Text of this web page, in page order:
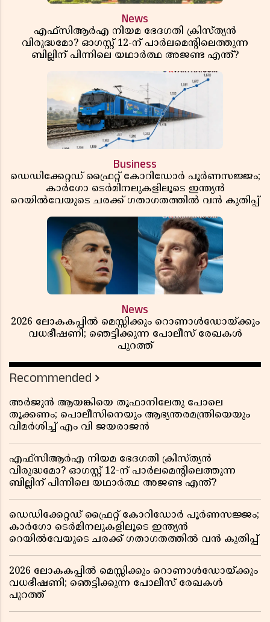
News
എഫ്സിആർഎ നിയമ ഭേദഗതി ക്രിസ്ത്യൻ
വിരുദ്ധമോ? ഓഗസ്റ്റ് 12-ന് പാർലമെന്റിലെത്തുന്ന
ബില്ലിന് പിന്നിലെ യഥാർത്ഥ അജണ്ട എന്ത്?
Business
ഡെഡിക്കേറ്റഡ് ഫ്രൈറ്റ് കോറിഡോർ പൂർണസജ്ജം;
കാർഗോ ടെർമിനലുകളിലൂടെ ഇന്ത്യൻ
റെയിൽവേയുടെ ചരക്ക് ഗതാഗതത്തിൽ വൻ കുതിപ്പ്
News
2026 ലോകകപ്പിൽ മെസ്സിക്കും റൊണാൾഡോയ്ക്കും
വധഭീഷണി; ഞെട്ടിക്കുന്ന പോലീസ് രേഖകൾ
പുറത്ത്
Recommended
അർജുൻ ആയങ്കിയെ തൂഫാനിലേതു പോലെ
തൂക്കണം; പൊലീസിനെയും ആഭ്യന്തരമന്ത്രിയെയും
വിമർശിച്ച് എം വി ജയരാജൻ
എഫ്സിആർഎ നിയമ ഭേദഗതി ക്രിസ്ത്യൻ
വിരുദ്ധമോ? ഓഗസ്റ്റ് 12-ന് പാർലമെന്റിലെത്തുന്ന
ബില്ലിന് പിന്നിലെ യഥാർത്ഥ അജണ്ട എന്ത്?
ഡെഡിക്കേറ്റഡ് ഫ്രൈറ്റ് കോറിഡോർ പൂർണസജ്ജം;
കാർഗോ ടെർമിനലുകളിലൂടെ ഇന്ത്യൻ
റെയിൽവേയുടെ ചരക്ക് ഗതാഗതത്തിൽ വൻ കുതിപ്പ്
2026 ലോകകപ്പിൽ മെസ്സിക്കും റൊണാൾഡോയ്ക്കും
വധഭീഷണി; ഞെട്ടിക്കുന്ന പോലീസ് രേഖകൾ
പുറത്ത്